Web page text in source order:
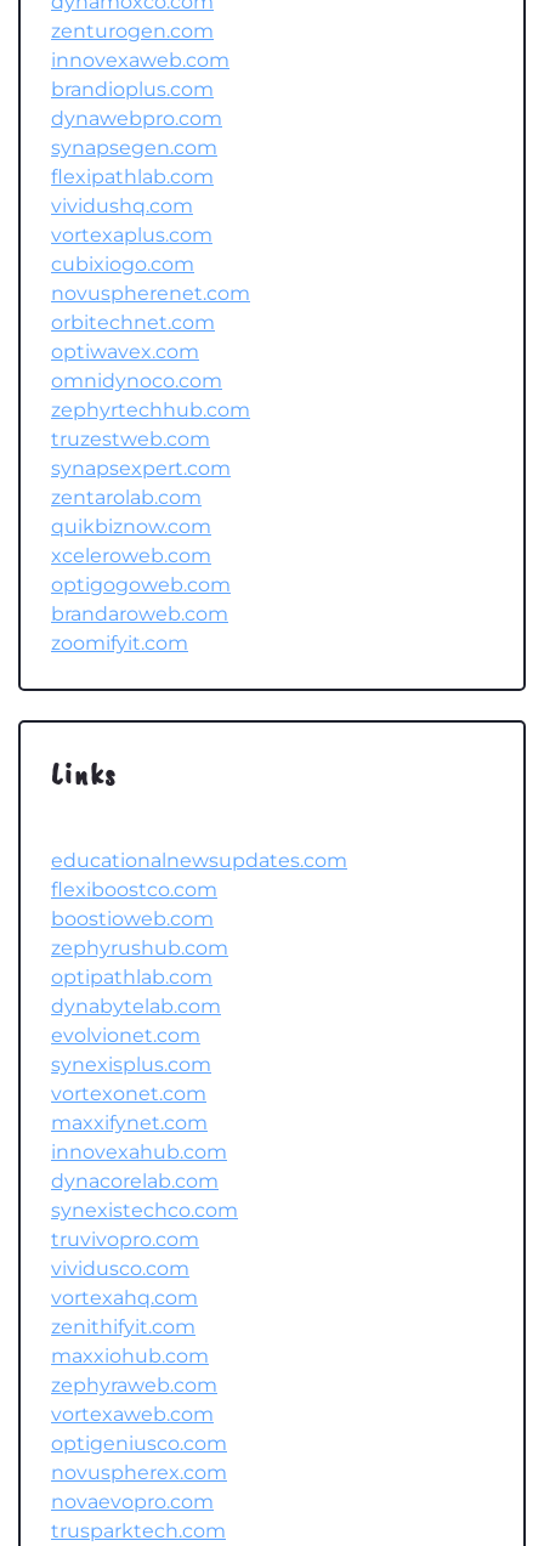
zenturogen.com
innovexaweb.com
brandioplus.com
dynawebpro.com
synapsegen.com
flexipathlab.com
vividushq.com
vortexaplus.com
cubixiogo.com
novuspherenet.com
orbitechnet.com
optiwavex.com
omnidynoco.com
zephyrtechhub.com
truzestweb.com
synapsexpert.com
zentarolab.com
quikbiznow.com
xceleroweb.com
optigogoweb.com
brandaroweb.com
zoomifyit.com
Links
educationalnewsupdates.com
flexiboostco.com
boostioweb.com
zephyrushub.com
optipathlab.com
dynabytelab.com
evolvionet.com
synexisplus.com
vortexonet.com
maxxifynet.com
innovexahub.com
dynacorelab.com
synexistechco.com
truvivopro.com
vividusco.com
vortexahq.com
zenithifyit.com
maxxiohub.com
zephyraweb.com
vortexaweb.com
optigeniusco.com
novuspherex.com
novaevopro.com
trusparktech.com